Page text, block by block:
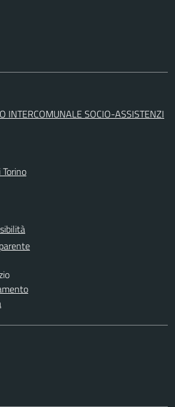
INTERCOMUNALE SOCIO-ASSISTENZI